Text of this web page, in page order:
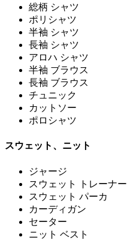
総柄 シャツ
ポリシャツ
半袖 シャツ
長袖 シャツ
アロハ シャツ
半袖 ブラウス
長袖 ブラウス
チュニック
カットソー
ポロシャツ
スウェット、ニット
ジャージ
スウェット トレーナー
スウェット パーカ
カーディガン
セーター
ニット ベスト